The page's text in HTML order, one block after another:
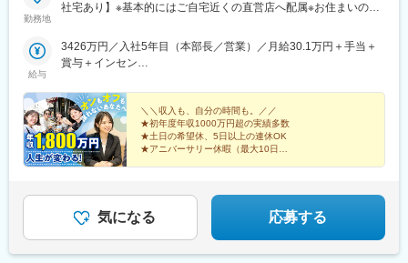
勤務地
社宅あり】※基本的にはご自宅近くの直営店へ配属※お住まいのエ
経験を積んでいただく可能性あり★U・Iターン歓迎 ★マイカー
通勤OK（規定あり。詳細はお問い合わせください）＜勤務エリア
県・山形県・福島県◆関東東京都・神奈川県・千葉県・埼玉県・
茨城県・栃木県・群馬県◆中部山梨県・新潟県・富山県・石川
県・福井県・長野県・岐阜県・静岡県・愛知県・三重県◆近畿滋
賀県・京都府・大阪府・兵庫県・和歌山県・奈良県◆中国・四国
鳥取県・島根県・岡山県・広島県・山口県・香川県・愛媛県・高
知県・徳島県◆九州・沖縄福岡県・佐賀県・長崎県・熊本県・大
「ららぽーと」「イトーヨーカドー」「ダイナシティ」など大型
ショッピングモールにも続々出店！商業施設での買い物ついで
に、気軽に当店に立ち寄る方が増加中。さらなる企業拡大を目指
しています。
給与
3426万円／入社5年目（本部長／営業）／月給30.1万円＋手当＋
賞与＋インセン
賞与＋インセン
＼＼収入も、自分の時間も。／／
★初年度年収1000万円超の実績多数
★土日の希望休、5日以上の連休OK
★アニバーサリー休暇（最大10日）
気になる 応募する